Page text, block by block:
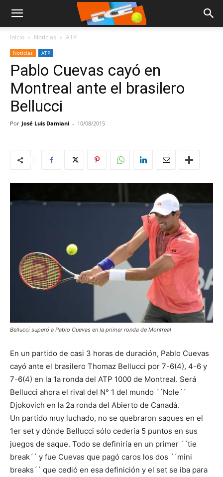
Inicio Noticias ATP
Noticias ATP
Pablo Cuevas cayó en
Montreal ante el brasilero
Bellucci
Por José Luis Damiani - 10/08/2015
Bellucci superó a Pablo Cuevas en la primer ronda de Montreal
En un partido de casi 3 horas de duración, Pablo Cuevas
cayó ante el brasilero Thomaz Bellucci por 7-6(4), 4-6 y
7-6(4) en la 1a ronda del ATP 1000 de Montreal. Será
Bellucci ahora el rival del N° 1 del mundo ´´Nole´´
Djokovich en la 2a ronda del Abierto de Canadá.
Un partido muy luchado, no se quebraron saques en el
1er set y dónde Bellucci sólo cedería 5 puntos en sus
juegos de saque. Todo se definiría en un primer ´´tie
break´´ y fue Cuevas que pagó caros los dos ´´mini
breaks´´ que cedió en esa definición y el set se iba para